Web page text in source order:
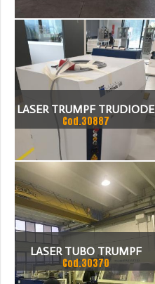
E SORGENTA ROFIN ,
LASER TRUMPF TRUDIODE
603
Cod.30887
LASER TUBO TRUMPF
TUBEMATIC DEL 2003 IN
Cod.30370